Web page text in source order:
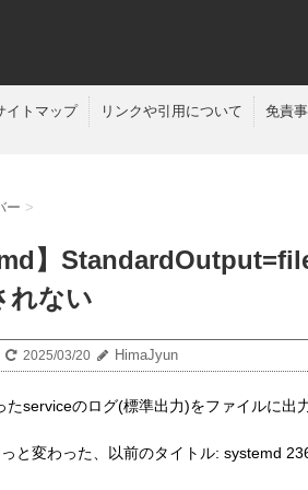
イトマップ リンクや引用について 免責
ー >
】
れない
2025/03/20 HimaJyun
たserviceのログ(標準出力)をファイルに出
と変わった、以前のタイトル: systemd